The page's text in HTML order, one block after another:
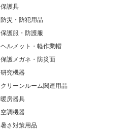
保護具
防災・防犯用品
保護服・防護服
ヘルメット・軽作業帽
保護メガネ・防災面
研究機器
クリーンルーム関連用品
暖房器具
空調機器
暑さ対策用品